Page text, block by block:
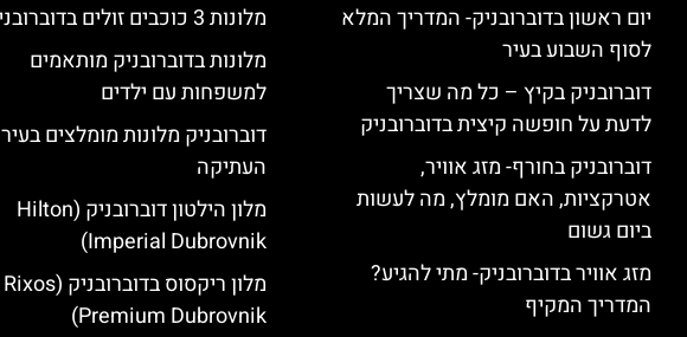
יום ראשון בדוברובניק- המדריך המלא
לסוף השבוע בעיר
דוברובניק בקיץ – כל מה שצריך
לדעת על חופשה קיצית בדוברובניק
דוברובניק בחורף- מזג אוויר,
אטרקציות, האם מומלץ, מה לעשות
ביום גשום
מזג אוויר בדוברובניק- מתי להגיע?
המדריך המקיף
מלונות 3 כוכבים זולים בדוברובניק
מלונות בדוברובניק מותאמים
למשפחות עם ילדים
דוברובניק מלונות מומלצים בעיר
העתיקה
מלון הילטון דוברובניק (Hilton
Imperial Dubrovnik)
מלון ריקסוס בדוברובניק (Rixos
Premium Dubrovnik)